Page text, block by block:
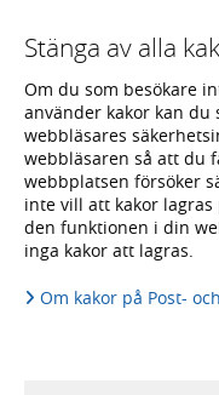
Stänga av alla
Om du som besökare
använder kakor kan
webbläsares
webbläsaren så att du
webbplatsen försöker
inte vill att kakor
den funktionen i din
inga kakor att lagras.
Om kakor på Post-